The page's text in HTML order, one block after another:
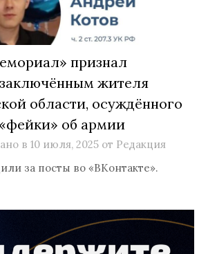
признал
жителя
области, осуждённого
об армии
в 10 июля, 2025от Редакция
за посты во «ВКонтакте».